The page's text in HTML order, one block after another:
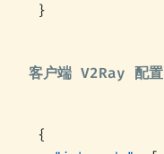
}
客户端 V2Ray 配置
{